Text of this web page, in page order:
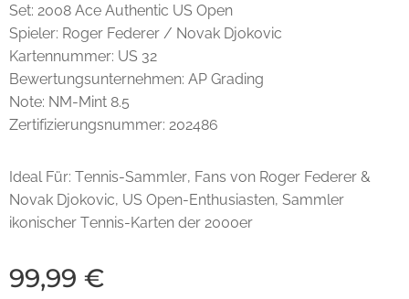
Set: 2008 Ace Authentic US Open
Spieler: Roger Federer / Novak Djokovic
Kartennummer: US 32
Bewertungsunternehmen: AP Grading
Note: NM-Mint 8.5
Zertifizierungsnummer: 202486
Ideal Für: Tennis-Sammler, Fans von Roger Federer &
Novak Djokovic, US Open-Enthusiasten, Sammler
ikonischer Tennis-Karten der 2000er
99,99 €